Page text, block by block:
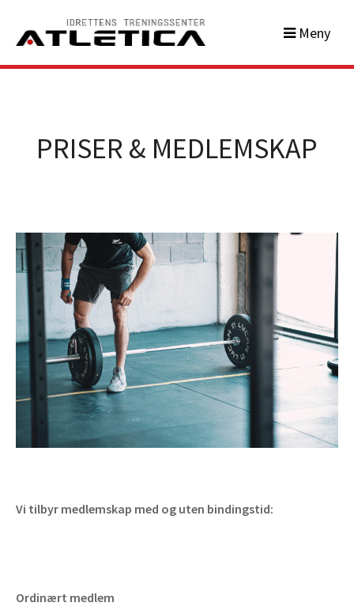
Meny
PRISER & MEDLEMSKAP
Vi tilbyr medlemskap med og uten bindingstid:
Ordinært medlem